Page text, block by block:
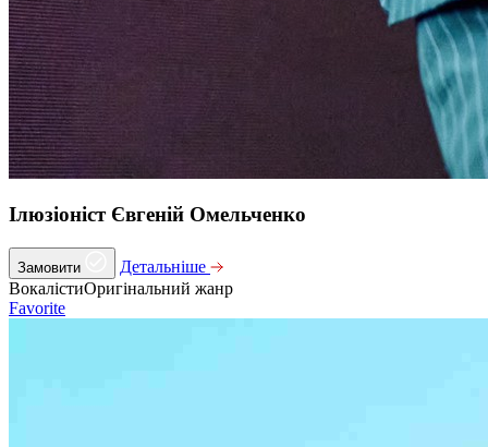
Ілюзіоніст Євгеній Омельченко
Замовити
Детальніше
ВокалістиОригінальний жанр
Favorite